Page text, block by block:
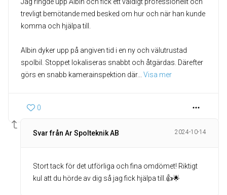
trevligt bemötande med besked om hur och när han kunde
komma och hjälpa till.
Albin dyker upp på angiven tid i en ny och välutrustad
spolbil. Stoppet lokaliseras snabbt och åtgärdas. Därefter
görs en snabb kamerainspektion där... Visa mer
0
Svar från Ar Spolteknik AB 2024-10-14
Stort tack för det utförliga och fina omdömet! Riktigt
kul att du hörde av dig så jag fick hjälpa till.👍🌟